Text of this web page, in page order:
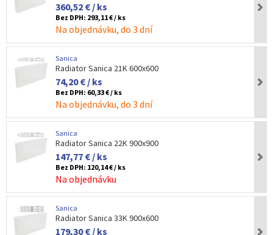
360,52 € / ks
Bez DPH: 293,11 € / ks
Na objednávku, do 3 dní
Sanica
Radiator Sanica 21K 600x600
74,20 € / ks
Bez DPH: 60,33 € / ks
Na objednávku, do 3 dní
Sanica
Radiator Sanica 22K 900x900
147,77 € / ks
Bez DPH: 120,14 € / ks
Na objednávku
Sanica
Radiator Sanica 33K 900x600
179,30 € / ks